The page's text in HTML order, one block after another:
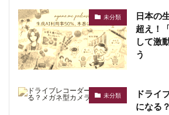
未分類
日本の
超え！
して激
う
未分類
ドライ
になる